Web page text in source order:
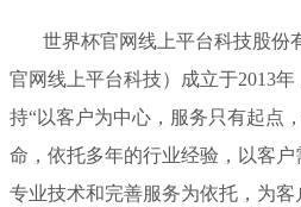
世界杯官网线上平台科技股份
官网线上平台科技）成立于2013年
持“以客户为中心，服务只有起点
命，依托多年的行业经验，以客
专业技术和完善服务为依托，为客户